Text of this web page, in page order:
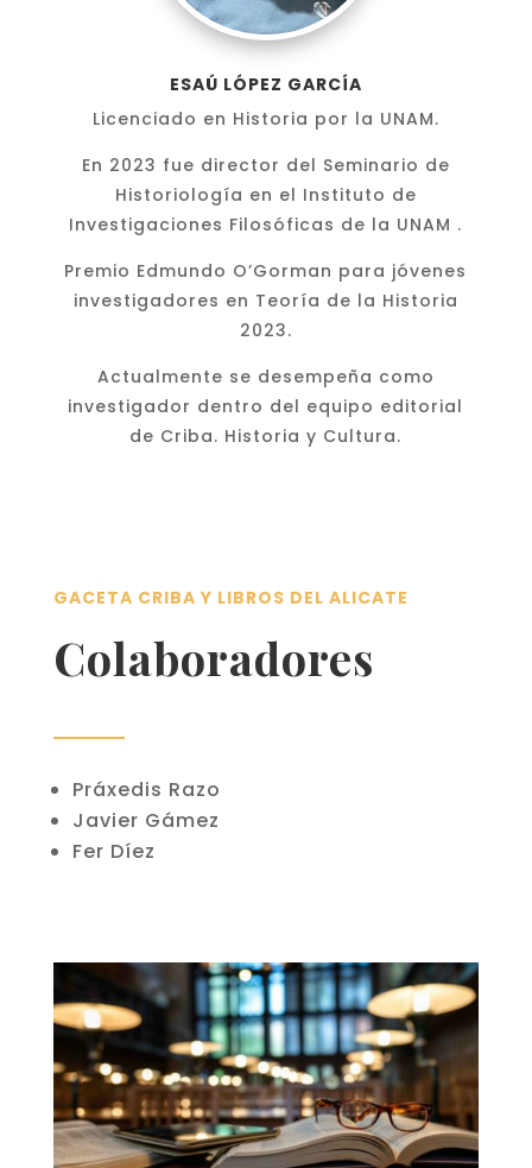
ESAÚ LÓPEZ GARCÍA
Licenciado en Historia por la UNAM.
En 2023 fue director del Seminario de
Historiología en el Instituto de
Investigaciones Filosóficas de la UNAM .
Premio Edmundo O’Gorman para jóvenes
investigadores en Teoría de la Historia
2023.
Actualmente se desempeña como
investigador dentro del equipo editorial
de Criba. Historia y Cultura.
GACETA CRIBA Y LIBROS DEL ALICATE
Colaboradores
Práxedis Razo
Javier Gámez
Fer Díez